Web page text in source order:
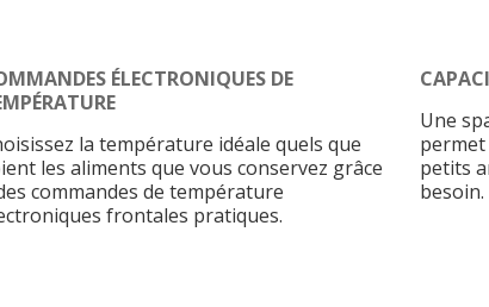
ÉLECTRONIQUES DE
la température idéale quels que
les aliments que vous conservez grâce
commandes de température
frontales pratiques.
Une
permet
petits
besoin.